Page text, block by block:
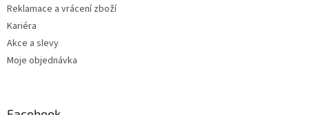
Reklamace a vrácení zboží
Kariéra
Akce a slevy
Moje objednávka